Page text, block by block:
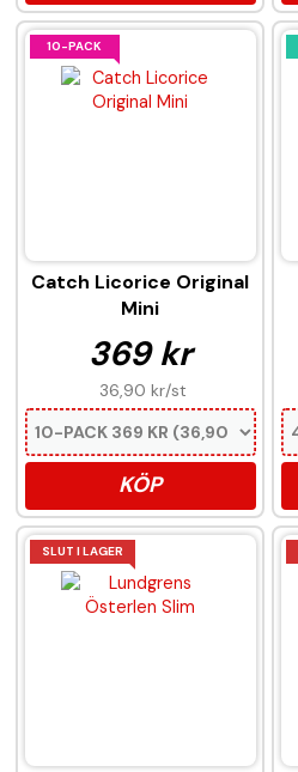
10-PACK
Catch Licorice Original
Mini
369 kr
36,90 kr/st
KÖP
SLUT I LAGER